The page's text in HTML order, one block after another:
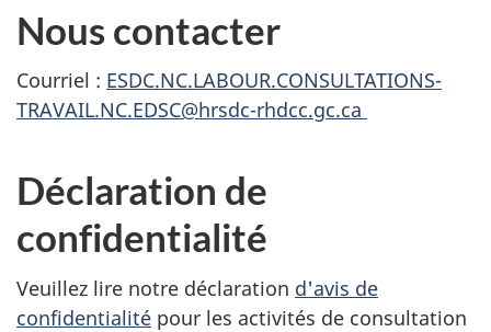
Nous contacter
Courriel : ESDC.NC.LABOUR.CONSULTATIONS-
TRAVAIL.NC.EDSC@hrsdc-rhdcc.gc.ca
Déclaration de
confidentialité
Veuillez lire notre déclaration d'avis de
confidentialité pour les activités de consultation